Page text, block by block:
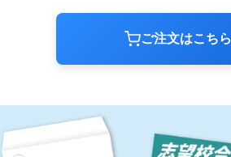
ご注文はこちら